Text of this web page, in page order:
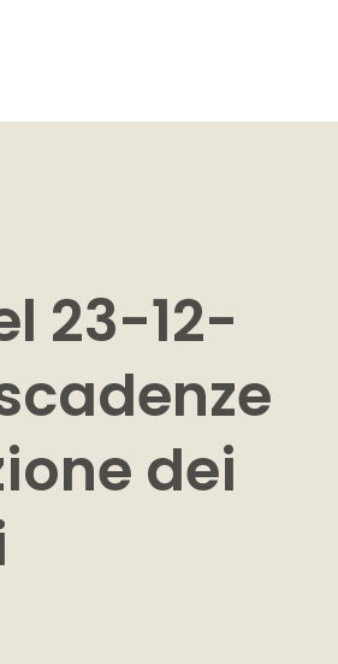
23-12-
dei